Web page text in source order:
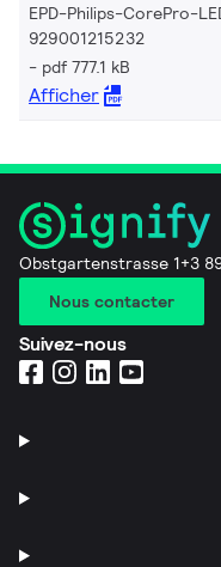
EPD-Philips-CorePro-
929001215232
pdf 777.1 kB
Afficher
Obstgartenstrasse 1+3
Nous contacter
Suivez-nous